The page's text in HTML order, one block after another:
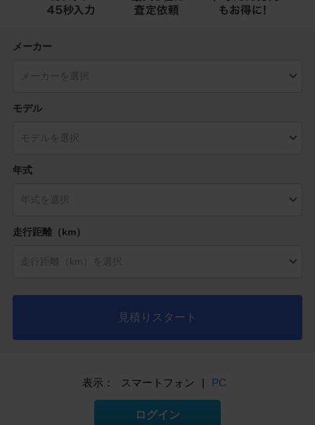
メーカー
モデル
年式
走行距離（km）
見積りスタート
表示： スマートフォン | PC
ログイン